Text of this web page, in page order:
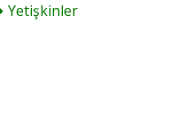
Yetişkinler